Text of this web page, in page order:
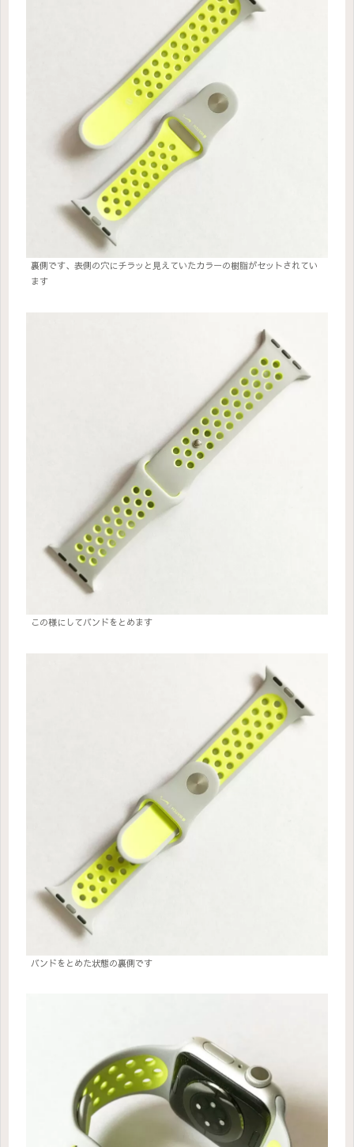
裏側です、表側の穴にチラッと見えていたカラーの樹脂がセットされてい
ます
この様にしてバンドをとめます
バンドをとめた状態の裏側です